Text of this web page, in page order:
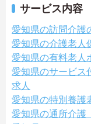
サービス内容
愛知県の訪問介護
愛知県の介護老人
愛知県の有料老人
愛知県のサービス
求人
愛知県の特別養護
愛知県の通所介護